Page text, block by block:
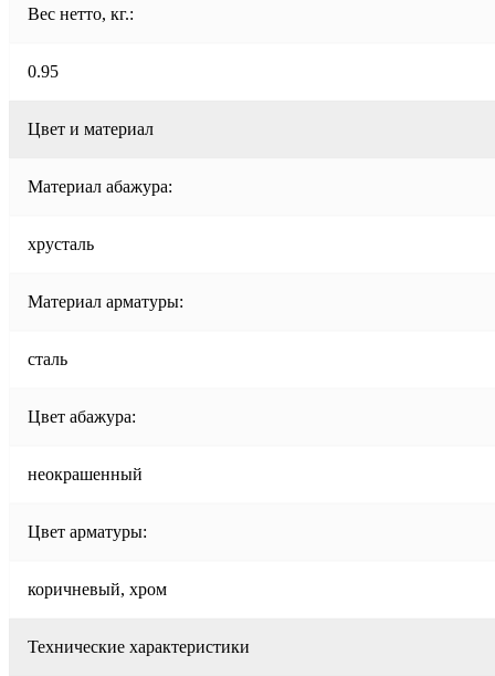
Вес нетто, кг.:
0.95
Цвет и материал
Материал абажура:
хрусталь
Материал арматуры:
сталь
Цвет абажура:
неокрашенный
Цвет арматуры:
коричневый, хром
Технические характеристики